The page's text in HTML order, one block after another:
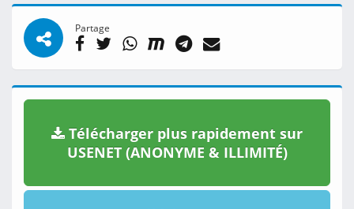
Partage
Télécharger plus rapidement sur
USENET (ANONYME & ILLIMITÉ)